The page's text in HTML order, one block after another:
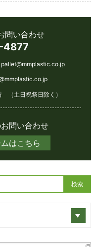
問い合わせ
pallet@mmplastic.co.jp
土日祝祭日除く）
問い合わせ
はこちら